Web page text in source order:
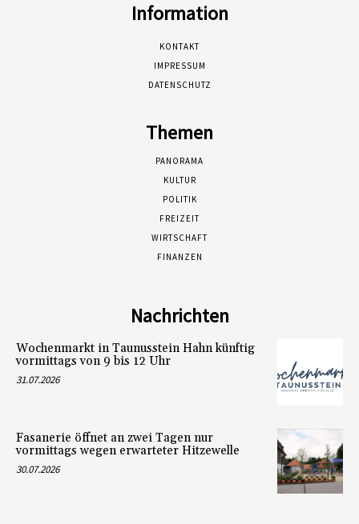
Information
KONTAKT
IMPRESSUM
DATENSCHUTZ
Themen
PANORAMA
KULTUR
POLITIK
FREIZEIT
WIRTSCHAFT
FINANZEN
Nachrichten
Wochenmarkt in Taunusstein Hahn künftig
vormittags von 9 bis 12 Uhr
31.07.2026
Fasanerie öffnet an zwei Tagen nur
vormittags wegen erwarteter Hitzewelle
30.07.2026